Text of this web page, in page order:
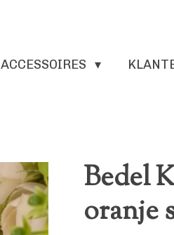
ACCESSOIRES
Bedel
oranje